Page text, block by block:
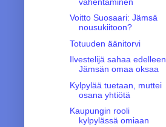
Voitto Suosaari: Jämsä
nousukiitoon?
Totuuden äänitorvi
Ilvestelijä sahaa edelleen
Jämsän omaa oksaa
Kylpylää tuetaan, muttei
osana yhtiötä
Kaupungin rooli
kylpylässä omiaan